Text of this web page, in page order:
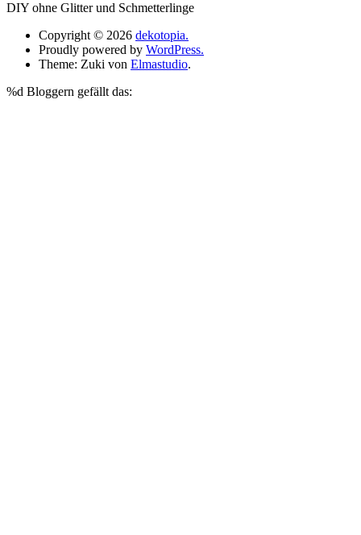
DIY ohne Glitter und Schmetterlinge
Copyright © 2026 dekotopia.
Proudly powered by WordPress.
Theme: Zuki von Elmastudio.
%d Bloggern gefällt das: